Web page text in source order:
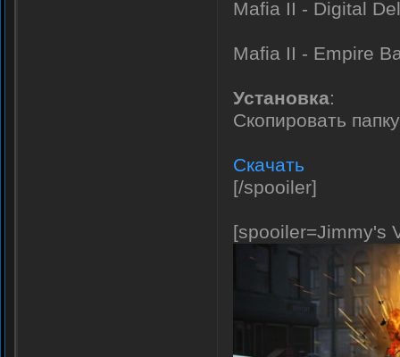
Mafia II - Digital
Mafia II - Empire
Установка:
Скопировать
Скачать
[/spooiler]
[spooiler=Jimmy's